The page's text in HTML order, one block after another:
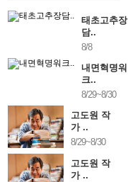
태초고추장
담..
8/8
내면혁명워
크..
8/29~8/30
고도원 작
가 ..
8/29~8/30
고도원 작
가 ..